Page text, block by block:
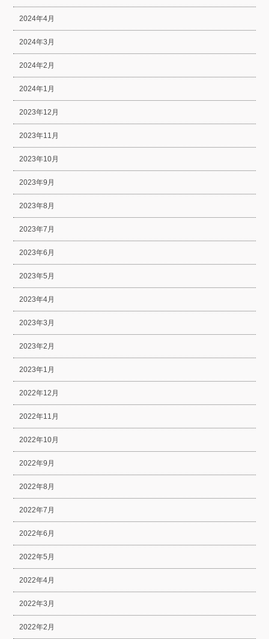
2024年4月
2024年3月
2024年2月
2024年1月
2023年12月
2023年11月
2023年10月
2023年9月
2023年8月
2023年7月
2023年6月
2023年5月
2023年4月
2023年3月
2023年2月
2023年1月
2022年12月
2022年11月
2022年10月
2022年9月
2022年8月
2022年7月
2022年6月
2022年5月
2022年4月
2022年3月
2022年2月